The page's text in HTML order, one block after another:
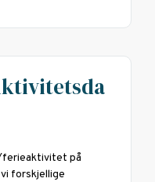
på
forskjellige